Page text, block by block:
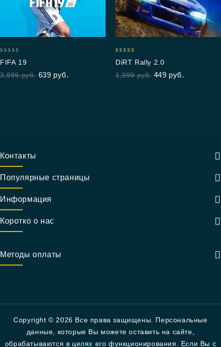
out
of
FIFA 19
3,999руб. 639 руб.
out of 5
DiRT Rally 2.0
1,999руб. 449 руб.
Контакты
Популярные страницы
Информация
Коротко о нас
Методы оплаты
Copyright © 2026 Все права защищены. Персональные
данные, которые Вы можете оставить на сайте,
обрабатываются в целях его функционирования. Если Вы с